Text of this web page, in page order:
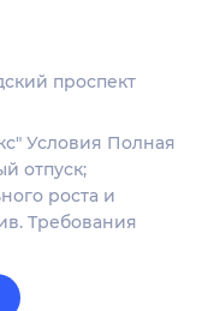
проспект
Условия Полная
отпуск;
роста и
Требования